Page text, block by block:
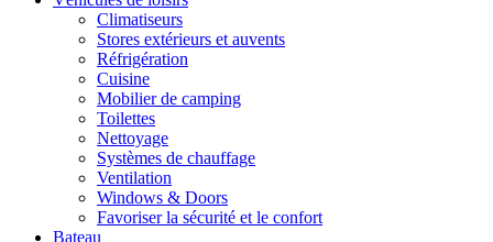
Climatiseurs
Stores extérieurs et auvents
Réfrigération
Cuisine
Mobilier de camping
Toilettes
Nettoyage
Systèmes de chauffage
Ventilation
Windows & Doors
Favoriser la sécurité et le confort
Bateau